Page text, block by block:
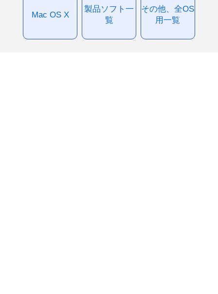
Mac OS X
製品ソフト一
覧
その他、全OS
用一覧